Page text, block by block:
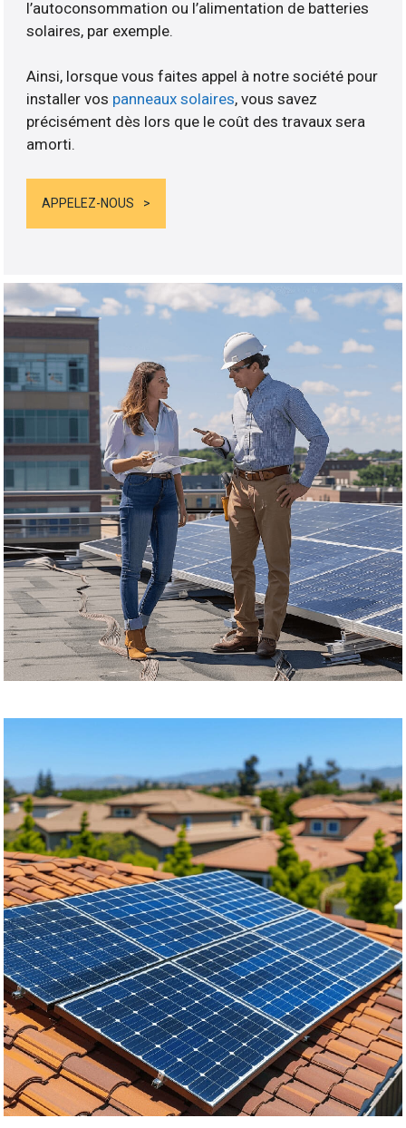
l’autoconsommation ou l’alimentation de batteries
solaires, par exemple.
Ainsi, lorsque vous faites appel à notre société pour
installer vos panneaux solaires, vous savez
précisément dès lors que le coût des travaux sera
amorti.
APPELEZ-NOUS